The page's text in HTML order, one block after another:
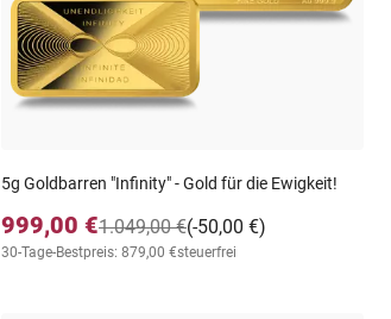
5g Goldbarren "Infinity" - Gold für die Ewigkeit!
999,00 € (-50,00 €)
1.049,00 €
30-Tage-Bestpreis: 879,00 €steuerfrei